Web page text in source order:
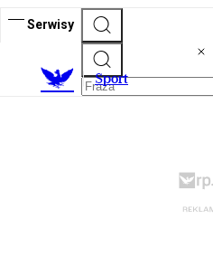
Serwisy
Sport